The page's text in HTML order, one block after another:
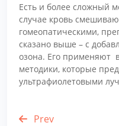
Есть и более сложный
случае кровь
гомеопатическими,
сказано выше – с
озона. Его применяют
методики, которые
ультрафиолетовыми
Prev